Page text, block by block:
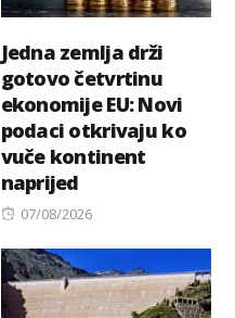
Jedna zemlja drži
gotovo četvrtinu
ekonomije EU: Novi
podaci otkrivaju ko
vuče kontinent
naprijed
Posted
07/08/2026